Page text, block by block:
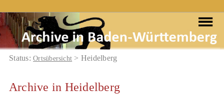
Status:Ortsübersicht > Heidelberg
Archive in Heidelberg